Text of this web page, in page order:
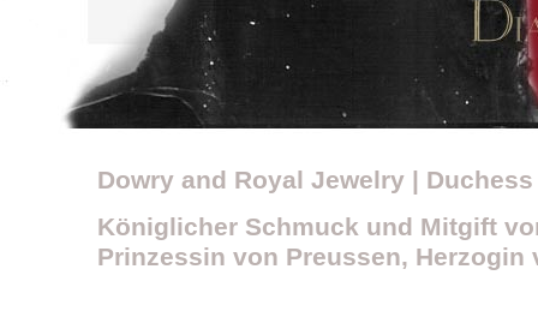
Dowry and Royal Jewelry |
Königlicher Schmuck und Mitgift
Prinzessin von Preussen, Herzogin